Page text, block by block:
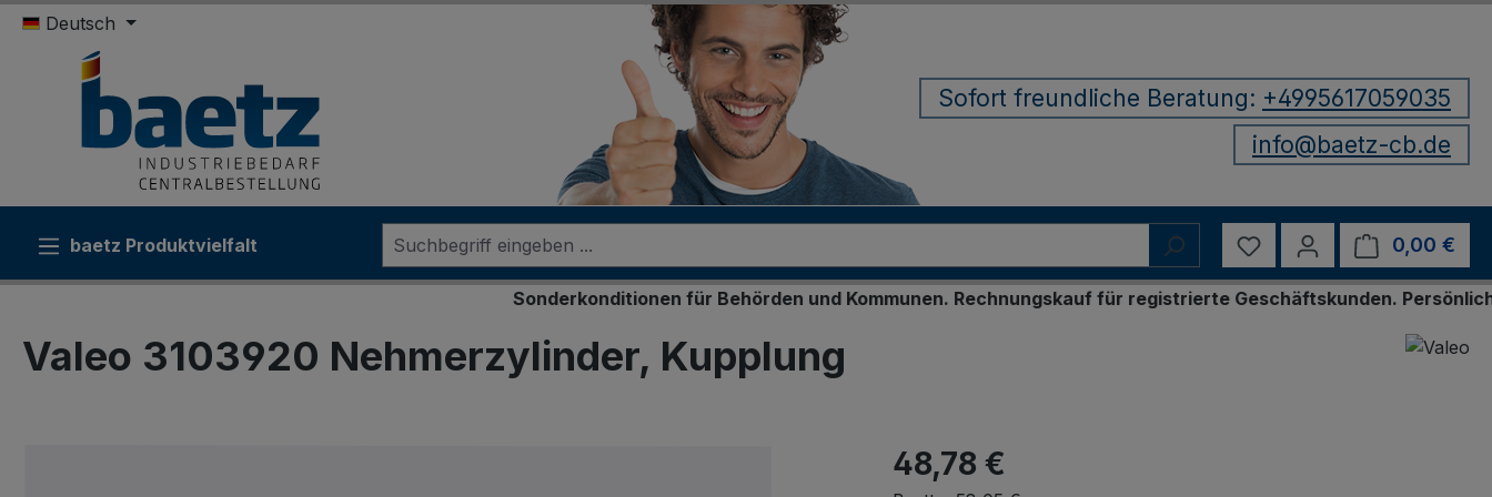
Hauptinhalt springen
Zur Suche springen
Zur Hauptnavigation springen
Deutsch
Sofort freundliche Beratung: +4995617059035
info@baetz-cb.de
baetz Produktvielfalt Du hast 0 Produkte auf
0,00 €
Sonderkonditionen für Behörden und Kommunen. Rechnungskauf für registrierte Geschäftskunden. Persönliche
Valeo 3103920 Nehmerzylinder, Kupplung
48,78 €